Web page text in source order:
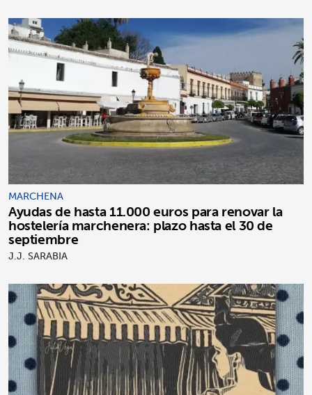
MARCHENA
Ayudas de hasta 11.000 euros para renovar la
hostelería marchenera: plazo hasta el 30 de
septiembre
J.J. SARABIA